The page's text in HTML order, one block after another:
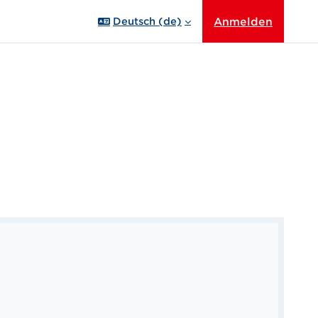
Deutsch ‎(de)‎ Anmelden